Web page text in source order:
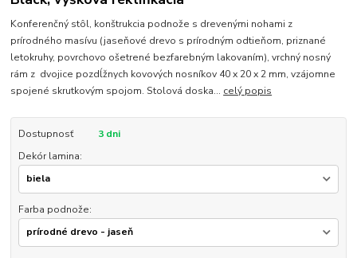
Konferenčný stôl, konštrukcia podnože s drevenými nohami z
prírodného masívu (jaseňové drevo s prírodným odtieňom, priznané
letokruhy, povrchovo ošetrené bezfarebným lakovaním), vrchný nosný
rám z dvojice pozdĺžnych kovových nosníkov 40 x 20 x 2 mm, vzájomne
spojené skrutkovým spojom. Stolová doska... celý popis
Dostupnosť
3 dni
Dekór lamina:
Farba podnože: